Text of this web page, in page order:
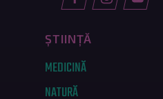
ȘTIINȚĂ
MEDICINĂ
NATURĂ